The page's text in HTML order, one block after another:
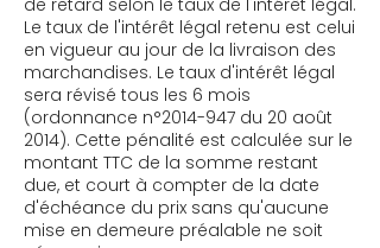
Le taux de l'intérêt légal retenu est celui
en vigueur au jour de la livraison des
marchandises. Le taux d'intérêt légal
sera révisé tous les 6 mois
(ordonnance n°2014-947 du 20 août
2014). Cette pénalité est calculée sur le
montant TTC de la somme restant
due, et court à compter de la date
d'échéance du prix sans qu'aucune
mise en demeure préalable ne soit